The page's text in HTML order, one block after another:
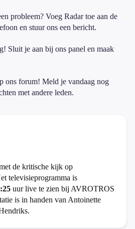
probleem? Voeg Radar toe aan de
en stuur ons een bericht.
Sluit je aan bij ons panel en maak
ons forum! Meld je vandaag nog
met andere leden.
de kritische kijk op
televisieprogramma is
uur live te zien bij AVROTROS
is in handen van Antoinette